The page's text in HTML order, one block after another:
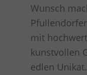
Wunsch
mit
kunstvollen
edlen